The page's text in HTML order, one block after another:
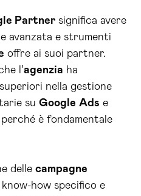
Partner significa avere
avanzata e strumenti
offre ai suoi partner.
l’agenzia ha
nella gestione
su Google Ads e
è fondamentale
delle campagne
how specifico e